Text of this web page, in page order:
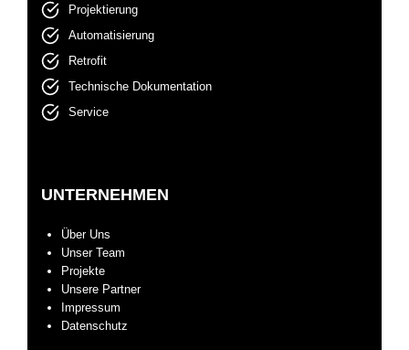
Projektierung
Automatisierung
Retrofit
Technische Dokumentation
Service
UNTERNEHMEN
Über Uns
Unser Team
Projekte
Unsere Partner
Impressum
Datenschutz